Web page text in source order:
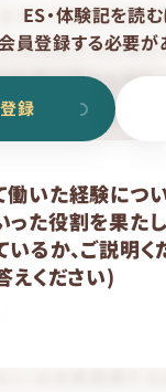
ES・体験記を読む
員登録する必要が
録
いた経験につ
た役割を果た
るか、ご説明
えください)